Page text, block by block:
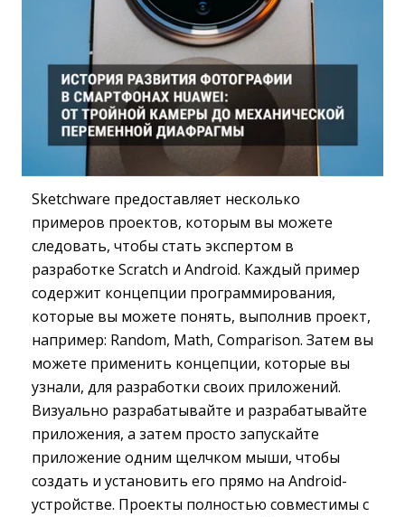
Sketchware предоставляет несколько
примеров проектов, которым вы можете
следовать, чтобы стать экспертом в
разработке Scratch и Android. Каждый пример
содержит концепции программирования,
которые вы можете понять, выполнив проект,
например: Random, Math, Comparison. Затем вы
можете применить концепции, которые вы
узнали, для разработки своих приложений.
Визуально разрабатывайте и разрабатывайте
приложения, а затем просто запускайте
приложение одним щелчком мыши, чтобы
создать и установить его прямо на Android-
устройстве. Проекты полностью совместимы с